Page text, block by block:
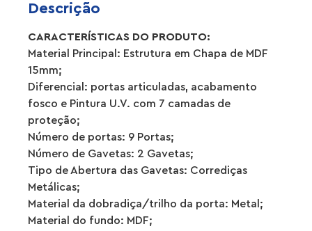
Descrição
CARACTERÍSTICAS DO PRODUTO:
Material Principal: Estrutura em Chapa de MDF
15mm;
Diferencial: portas articuladas, acabamento
fosco e Pintura U.V. com 7 camadas de
proteção;
Número de portas: 9 Portas;
Número de Gavetas: 2 Gavetas;
Tipo de Abertura das Gavetas: Corrediças
Metálicas;
Material da dobradiça/trilho da porta: Metal;
Material do fundo: MDF;